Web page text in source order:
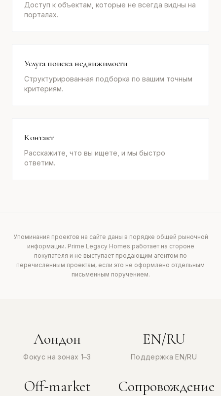
Доступ к объектам, которые не всегда видны на
порталах.
Услуга поиска недвижимости
Структурированная подборка по вашим точным
критериям.
Контакт
Расскажите, что вы ищете, и мы быстро
ответим.
Упоминания проектов на сайте даны в порядке общей рыночной
информации. Prime Legacy Homes работает на стороне
покупателя и не выступает продающим агентом по
перечисленным проектам, если это не оформлено отдельным
письменным поручением.
Лондон
Фокус на зонах 1–3
EN/RU
Поддержка EN/RU
Off‑market Сопровождение